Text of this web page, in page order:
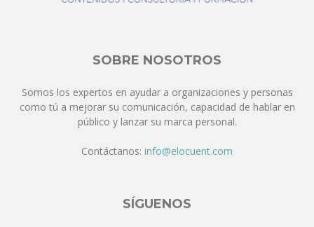
SOBRE NOSOTROS
Somos los expertos en ayudar a organizaciones y personas
como tú a mejorar su comunicación, capacidad de hablar en
público y lanzar su marca personal.
Contáctanos: info@elocuent.com
SÍGUENOS